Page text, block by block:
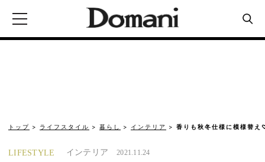
トップ ライフスタイル 暮らし インテリア 香りも秋冬仕様に模様替
LIFESTYLE インテリア 2021.11.24